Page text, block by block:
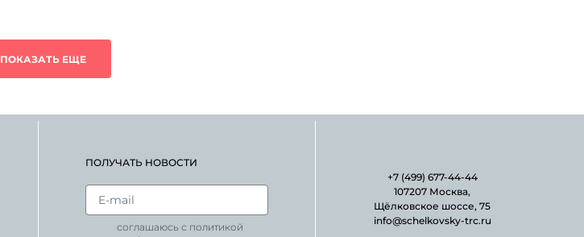
ПОКАЗАТЬ ЕЩЕ
ПОЛУЧАТЬ НОВОСТИ
соглашаюсь с политикой
+7 (499) 677-44-44
107207 Москва,
Щёлковское шоссе, 75
info@schelkovsky-trc.ru